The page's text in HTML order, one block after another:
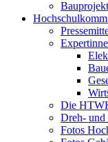
Die
Dreh- und
Fotos